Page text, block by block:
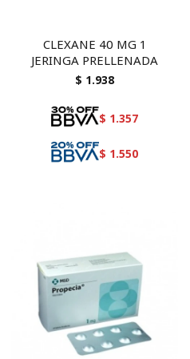
CLEXANE 40 MG 1
JERINGA PRELLENADA
$ 1.938
$ 1.357
$ 1.550